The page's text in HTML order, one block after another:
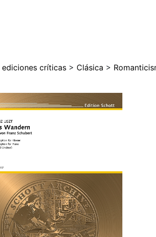
críticas > Clásica >